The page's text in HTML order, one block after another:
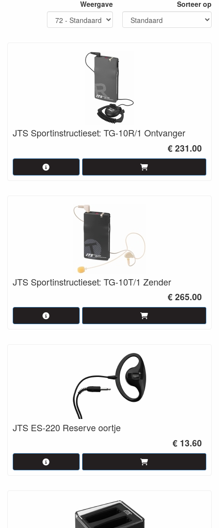
slechthorende dus geen last meer van storende
omgevingsgeluiden of een slechte akoestiek.
voor toepassingen thuis. Neem vrijblijvend
Weergave Sorteer op
JTS Sportinstructieset: TG-10R/1 Ontvanger
€ 231.00
JTS Sportinstructieset: TG-10T/1 Zender
€ 265.00
JTS ES-220 Reserve oortje
€ 13.60